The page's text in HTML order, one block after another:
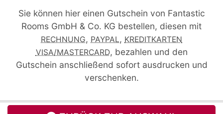
Sie können hier einen Gutschein von Fantastic
Rooms GmbH & Co. KG bestellen, diesen mit
RECHNUNG, PAYPAL, KREDITKARTEN
VISA/MASTERCARD, bezahlen und den
Gutschein anschließend sofort ausdrucken und
verschenken.